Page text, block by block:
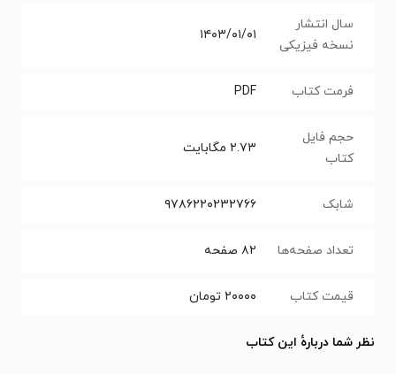
سال انتشار
نسخه فیزیکی
۱۴۰۳/۰۱/۰۱
فرمت کتاب PDF
حجم فایل
کتاب
۲.۷۳ مگابایت
شابک ۹۷۸۶۲۲۰۲۳۲۷۶۶
تعداد صفحه‌ها ۸۲ صفحه
قیمت کتاب ۲۰۰۰۰ تومان
نظر شما دربارهٔ این کتاب